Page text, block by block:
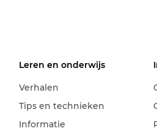
Leren en onderwijs
Verhalen
Tips en technieken
Informatie